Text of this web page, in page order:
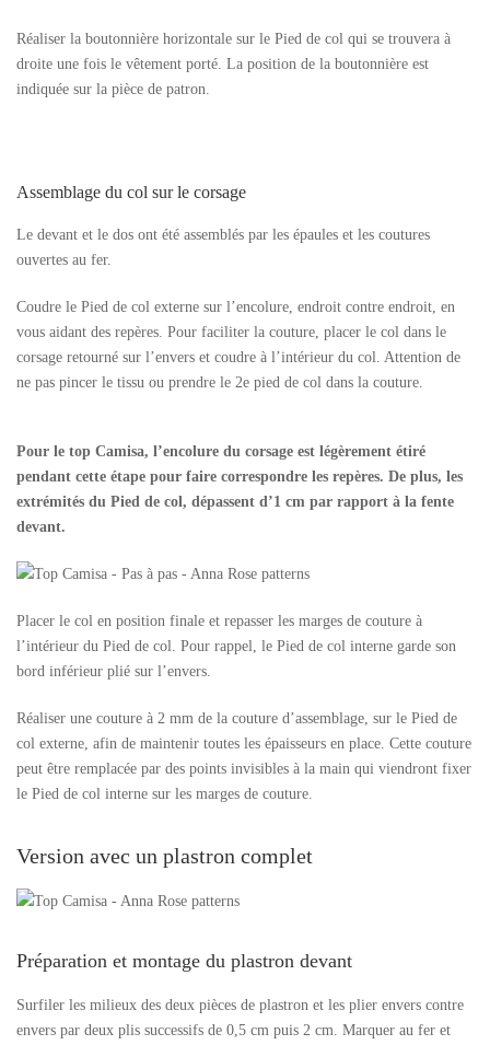
Réaliser la boutonnière horizontale sur le Pied de col qui se trouvera à
droite une fois le vêtement porté. La position de la boutonnière est
indiquée sur la pièce de patron.
Assemblage du col sur le corsage
Le devant et le dos ont été assemblés par les épaules et les coutures
ouvertes au fer.
Coudre le Pied de col externe sur l’encolure, endroit contre endroit, en
vous aidant des repères. Pour faciliter la couture, placer le col dans le
corsage retourné sur l’envers et coudre à l’intérieur du col. Attention de
ne pas pincer le tissu ou prendre le 2e pied de col dans la couture.
Pour le top Camisa, l’encolure du corsage est légèrement étiré
pendant cette étape pour faire correspondre les repères. De plus, les
extrémités du Pied de col, dépassent d’1 cm par rapport à la fente
devant.
Placer le col en position finale et repasser les marges de couture à
l’intérieur du Pied de col. Pour rappel, le Pied de col interne garde son
bord inférieur plié sur l’envers.
Réaliser une couture à 2 mm de la couture d’assemblage, sur le Pied de
col externe, afin de maintenir toutes les épaisseurs en place. Cette couture
peut être remplacée par des points invisibles à la main qui viendront fixer
le Pied de col interne sur les marges de couture.
Version avec un plastron complet
Préparation et montage du plastron devant
Surfiler les milieux des deux pièces de plastron et les plier envers contre
envers par deux plis successifs de 0,5 cm puis 2 cm. Marquer au fer et